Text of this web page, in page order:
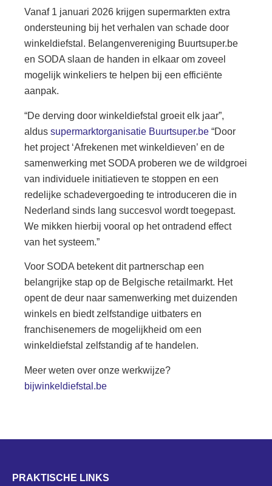
Vanaf 1 januari 2026 krijgen supermarkten extra
ondersteuning bij het verhalen van schade door
winkeldiefstal. Belangenvereniging Buurtsuper.be
en SODA slaan de handen in elkaar om zoveel
mogelijk winkeliers te helpen bij een efficiënte
aanpak.
“De derving door winkeldiefstal groeit elk jaar”,
aldus supermarktorganisatie Buurtsuper.be “Door
het project ‘Afrekenen met winkeldieven’ en de
samenwerking met SODA proberen we de wildgroei
van individuele initiatieven te stoppen en een
redelijke schadevergoeding te introduceren die in
Nederland sinds lang succesvol wordt toegepast.
We mikken hierbij vooral op het ontradend effect
van het systeem.”
Voor SODA betekent dit partnerschap een
belangrijke stap op de Belgische retailmarkt. Het
opent de deur naar samenwerking met duizenden
winkels en biedt zelfstandige uitbaters en
franchisenemers de mogelijkheid om een
winkeldiefstal zelfstandig af te handelen.
Meer weten over onze werkwijze?
bijwinkeldiefstal.be
PRAKTISCHE LINKS